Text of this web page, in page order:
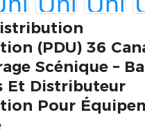
(PDU) 36
Scénique –
Et Distributeur
Pour